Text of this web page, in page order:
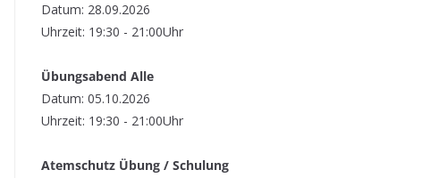
Datum: 28.09.2026
Uhrzeit: 19:30 - 21:00Uhr
Übungsabend Alle
Datum: 05.10.2026
Uhrzeit: 19:30 - 21:00Uhr
Atemschutz Übung / Schulung